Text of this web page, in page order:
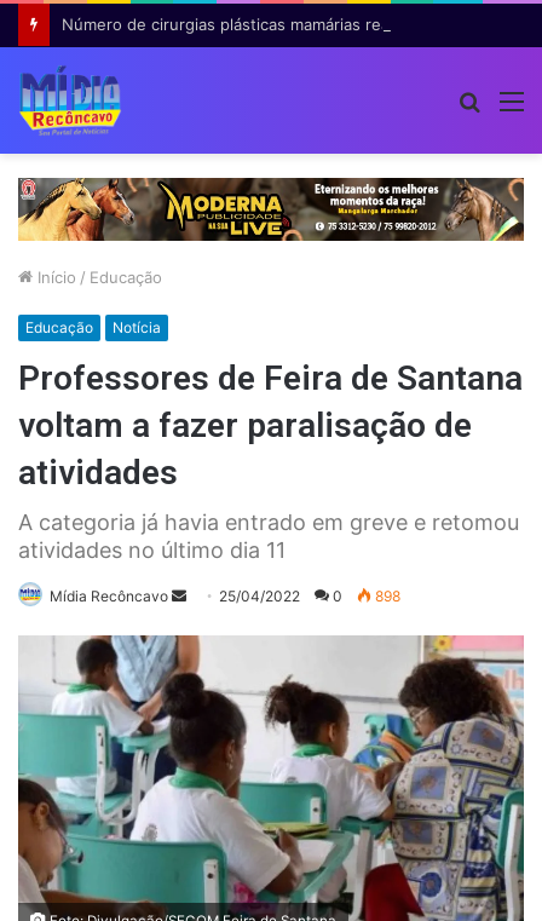
Início / Educação
Educação Notícia
Professores de Feira de Santana
voltam a fazer paralisação de
atividades
A categoria já havia entrado em greve e retomou
atividades no último dia 11
Mídia Recôncavo
Mande
e-
mail
25/04/2022 0 898